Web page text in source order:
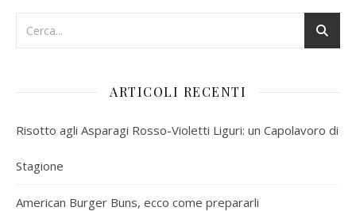
ARTICOLI RECENTI
Risotto agli Asparagi Rosso-Violetti Liguri: un Capolavoro di
Stagione
American Burger Buns, ecco come prepararli